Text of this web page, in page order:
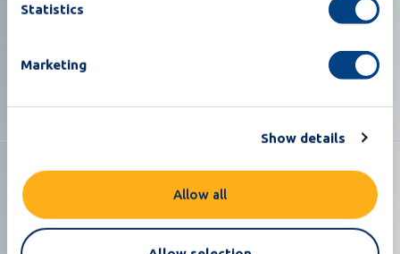
Statistics
Marketing
Show details
Allow all
Costruiamo insieme il vostro futuro
sostenibile nell'industria delle uova
Soluzioni Prodotti